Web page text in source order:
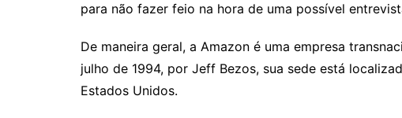
para não fazer feio na hora de uma possível
De maneira geral, a Amazon é uma empresa
julho de 1994, por Jeff Bezos, sua sede está
Estados Unidos.